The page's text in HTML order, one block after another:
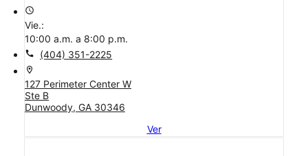
access_time
Vie.:
10:00 a.m. a 8:00 p.m.
call (404) 351-2225
location_on
127 Perimeter Center W
Ste B
Dunwoody, GA 30346
Ver